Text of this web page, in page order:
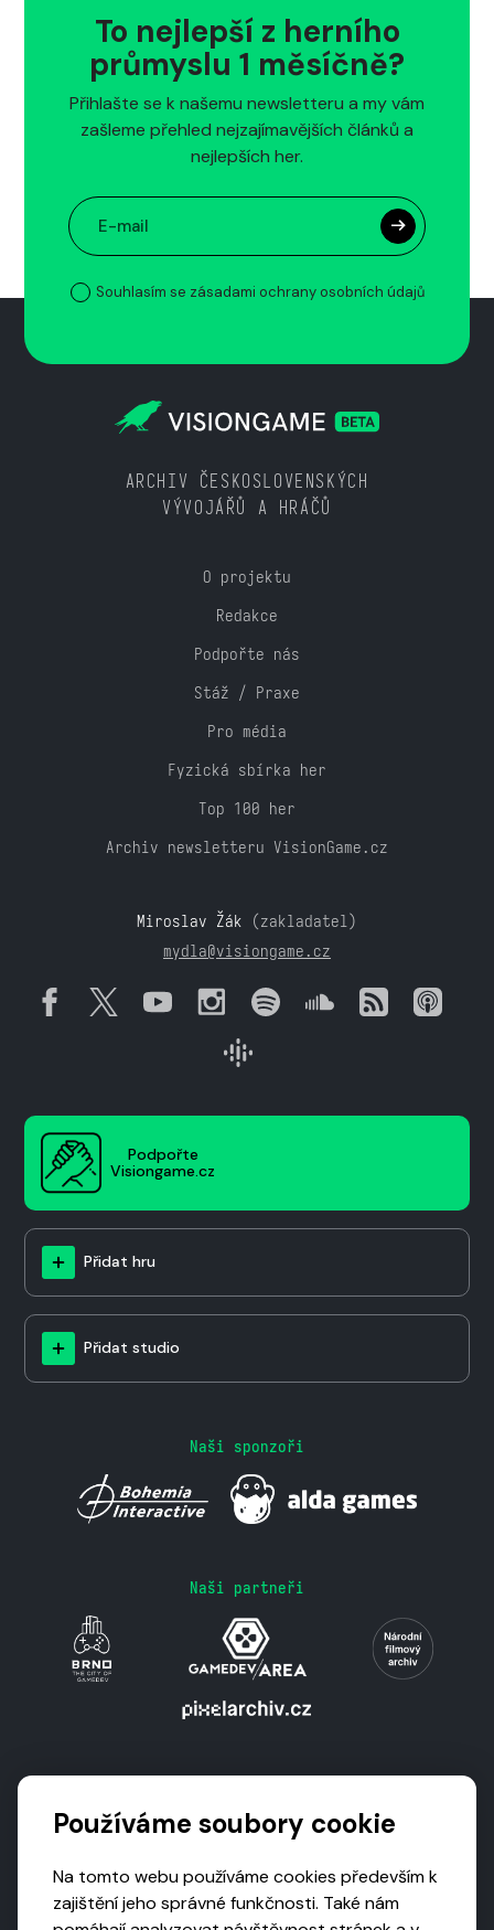
To nejlepší z herního
průmyslu 1 měsíčně?
Přihlašte se k našemu newsletteru a my vám
zašleme přehled nejzajímavějších článků a
nejlepších her.
Souhlasím se zásadami ochrany osobních údajů
ARCHIV ČESKOSLOVENSKÝCH
VÝVOJÁŘŮ A HRÁČŮ
O projektu
Redakce
Podpořte nás
Stáž / Praxe
Pro média
Fyzická sbírka her
Top 100 her
Archiv newsletteru VisionGame.cz
Miroslav Žák (zakladatel)
mydla@visiongame.cz
Podpořte
Visiongame.cz
Přidat hru
Přidat studio
Naši sponzoři
Naši partneři
Používáme soubory cookie
Na tomto webu používáme cookies především k
zajištění jeho správné funkčnosti. Také nám